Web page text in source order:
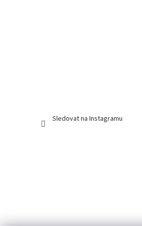
Sledovat na Instagramu